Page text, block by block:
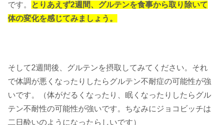
です。
とりあえず2週間、グルテンを食事から取り除いて
体の変化を感じてみましょう。
そして2週間後、グルテンを摂取してみてください。それ
で体調が悪くなったりしたらグルテン不耐症の可能性が強
いです。（体がだるくなったり、眠くなったりしたらグル
テン不耐性の可能性が強いです。ちなみにジョコビッチは
二日酔いのようになったらしいです）